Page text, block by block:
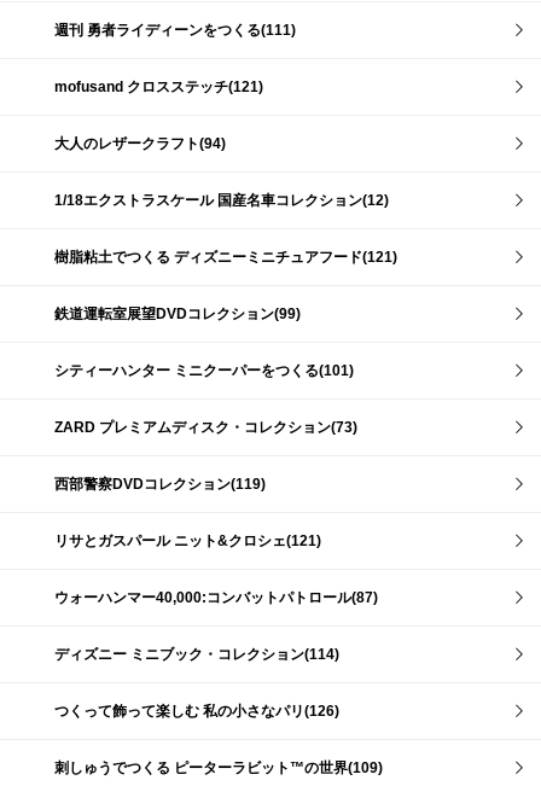
週刊 勇者ライディーンをつくる(111)
mofusand クロスステッチ(121)
大人のレザークラフト(94)
1/18エクストラスケール 国産名車コレクション(12)
樹脂粘土でつくる ディズニーミニチュアフード(121)
鉄道運転室展望DVDコレクション(99)
シティーハンター ミニクーパーをつくる(101)
ZARD プレミアムディスク・コレクション(73)
西部警察DVDコレクション(119)
リサとガスパール ニット&クロシェ(121)
ウォーハンマー40,000:コンバットパトロール(87)
ディズニー ミニブック・コレクション(114)
つくって飾って楽しむ 私の小さなパリ(126)
刺しゅうでつくる ピーターラビット™の世界(109)